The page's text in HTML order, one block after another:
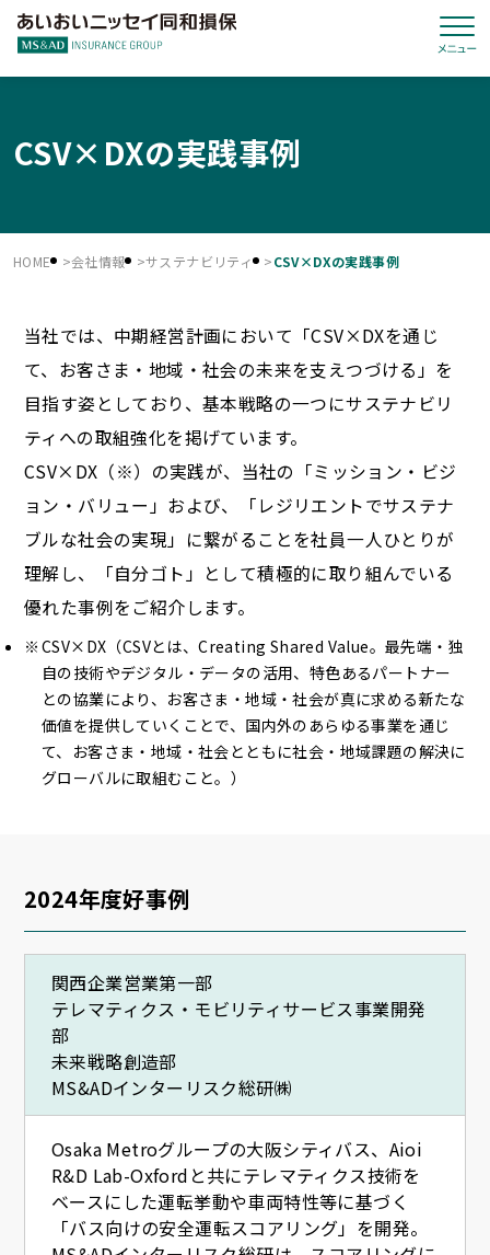
CSV×DXの実践事例
HOME 会社情報 サステナビリティ CSV×DXの実践事例
当社では、中期経営計画において「CSV×DXを通じ
て、お客さま・地域・社会の未来を支えつづける」を
目指す姿としており、基本戦略の一つにサステナビリ
ティへの取組強化を掲げています。
CSV×DX（※）の実践が、当社の「ミッション・ビジ
ョン・バリュー」および、「レジリエントでサステナ
ブルな社会の実現」に繋がることを社員一人ひとりが
理解し、「自分ゴト」として積極的に取り組んでいる
優れた事例をご紹介します。
CSV×DX（CSVとは、Creating Shared Value。最先端・独
自の技術やデジタル・データの活用、特色あるパートナー
との協業により、お客さま・地域・社会が真に求める新たな
価値を提供していくことで、国内外のあらゆる事業を通じ
て、お客さま・地域・社会とともに社会・地域課題の解決に
グローバルに取組むこと。）
2024年度好事例
関西企業営業第一部
テレマティクス・モビリティサービス事業開発
部
未来戦略創造部
MS&ADインターリスク総研㈱
Osaka Metroグループの大阪シティバス、Aioi
R&D Lab-Oxfordと共にテレマティクス技術を
ベースにした運転挙動や車両特性等に基づく
「バス向けの安全運転スコアリング」を開発。